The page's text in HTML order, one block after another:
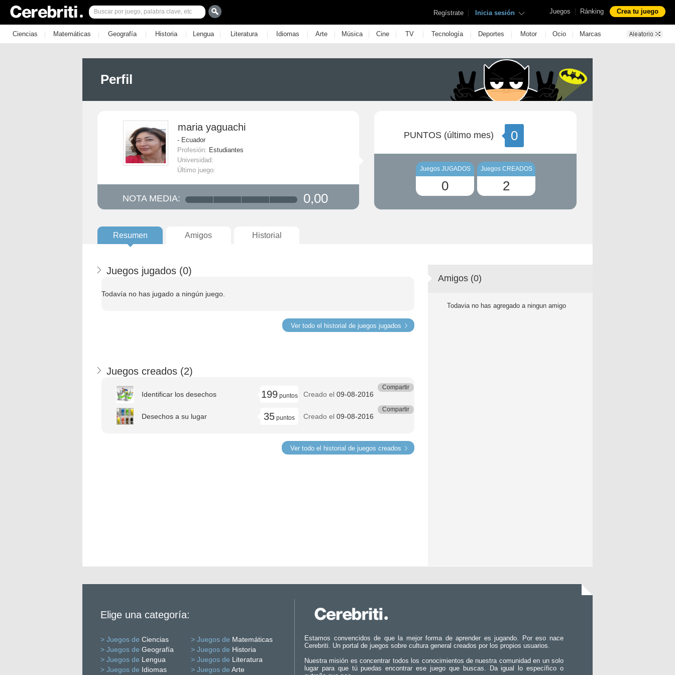
Juegos | Ránking Crea tu juego
Regístrate | Inicia sesión
Ciencias | Matemáticas | Geografía | Historia | Lengua | Literatura | Idiomas | Arte | Música | Cine | TV | Tecnología | Deportes | Motor | Ocio | Marcas
Perfil
maria yaguachi
- Ecuador
Profesión: Estudiantes
Universidad:
Último juego:
NOTA MEDIA: 0,00
PUNTOS (último mes) 0
Juegos JUGADOS
0
Juegos CREADOS
2
Resumen Amigos Historial
Juegos jugados (0)
Todavía no has jugado a ningún juego.
Ver todo el historial de juegos jugados
Juegos creados (2)
Identificar los desechos 199puntos Creado el 09-08-2016
Compartir
Desechos a su lugar 35 puntos Creado el 09-08-2016
Compartir
Ver todo el historial de juegos creados
Amigos (0)
Todavia no has agregado a ningun amigo
Elige una categoría:
> Juegos de Ciencias > Juegos de Matemáticas
> Juegos de Geografía > Juegos de Historia
> Juegos de Lengua > Juegos de Literatura
> Juegos de Idiomas > Juegos de Arte
Estamos convencidos de que la mejor forma de aprender es jugando. Por eso nace
Cerebriti. Un portal de juegos sobre cultura general creados por los propios usuarios.
Nuestra misión es concentrar todos los conocimientos de nuestra comunidad en un solo
lugar para que tú puedas encontrar ese juego que buscas. Da igual lo específico o